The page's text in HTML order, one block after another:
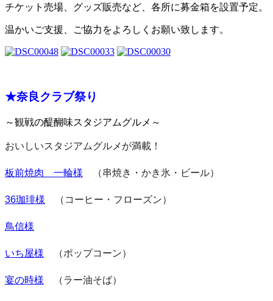
チケット売場、グッズ販売など、各所に募金箱を設置予定。
温かいご支援、ご協力をよろしくお願い致します。
★奈良クラブ祭り
～観戦の醍醐味スタジアムグルメ～
おいしいスタジアムグルメが満載！
板前焼肉 一輪様 （串焼き・かき氷・ビール）
36珈琲様 （コーヒー・フローズン）
鳥信様
いち屋様 （ポップコーン）
宴の時様 （ラー油そば）